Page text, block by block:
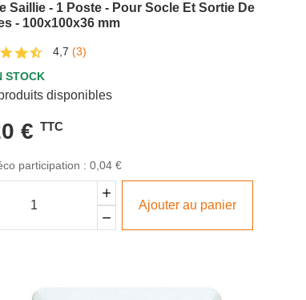
Saillie - 1 Poste - Pour Socle Et Sortie De
- 100x100x36 mm
4,7 (3)
STOCK
disponibles
€ TTC
participation : 0,04 €
Ajouter au panier